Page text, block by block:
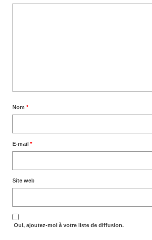
Nom *
E-mail *
Site web
Oui, ajoutez-moi à votre liste de diffusion.